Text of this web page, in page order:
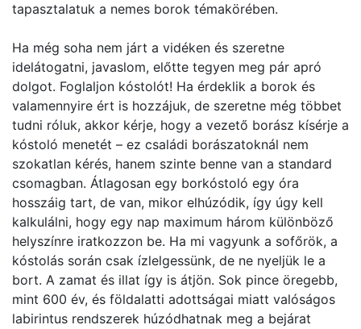
tapasztalatuk a nemes borok témakörében.
Ha még soha nem járt a vidéken és szeretne
idelátogatni, javaslom, előtte tegyen meg pár apró
dolgot. Foglaljon kóstolót! Ha érdeklik a borok és
valamennyire ért is hozzájuk, de szeretne még többet
tudni róluk, akkor kérje, hogy a vezető borász kísérje a
kóstoló menetét – ez családi borászatoknál nem
szokatlan kérés, hanem szinte benne van a standard
csomagban. Átlagosan egy borkóstoló egy óra
hosszáig tart, de van, mikor elhúzódik, így úgy kell
kalkulálni, hogy egy nap maximum három különböző
helyszínre iratkozzon be. Ha mi vagyunk a sofőrök, a
kóstolás során csak ízlelgessünk, de ne nyeljük le a
bort. A zamat és illat így is átjön. Sok pince öregebb,
mint 600 év, és földalatti adottságai miatt valóságos
labirintus rendszerek húzódhatnak meg a bejárat